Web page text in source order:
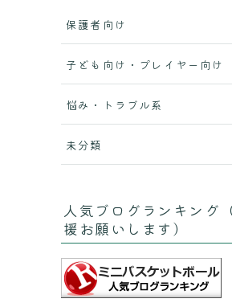
保護者向け
子ども向け・プレイヤー向け
悩み・トラブル系
未分類
人気ブログランキング
援お願いします）